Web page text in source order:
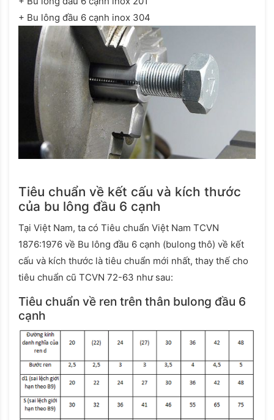
+ Bu lông đầu 6 cạnh inox 304
Tiêu chuẩn về kết cấu và kích thước
của bu lông đầu 6 cạnh
Tại Việt Nam, ta có Tiêu chuẩn Việt Nam TCVN
1876:1976 về Bu lông đầu 6 cạnh (bulong thô) về kết
cấu và kích thước là tiêu chuẩn mới nhất, thay thế cho
tiêu chuẩn cũ TCVN 72-63 như sau:
Tiêu chuẩn về ren trên thân bulong đầu 6
cạnh